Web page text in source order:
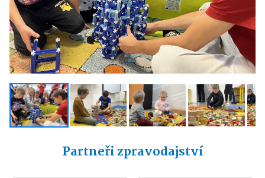
Partneři zpravodajství